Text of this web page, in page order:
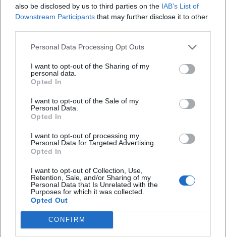
also be disclosed by us to third parties on the IAB’s List of
Downstream Participants that may further disclose it to other
Personal Data Processing Opt Outs
I want to opt-out of the Sharing of my
personal data.
Opted In
I want to opt-out of the Sale of my
Personal Data.
Opted In
I want to opt-out of processing my
Personal Data for Targeted Advertising.
Opted In
I want to opt-out of Collection, Use,
Retention, Sale, and/or Sharing of my
Personal Data that Is Unrelated with the
Purposes for which it was collected.
Opted Out
CONFIRM
krankenhaus lost place, wenn sie den Namen
hören, doch die verfügbaren Quellen zeigen ein
Kulturplatz der Region beschrieben, als
Ausstellungsort für Kunst und als Raum, in dem
regelmäßig Veranstaltungen stattfinden. Wittig
Alten Landkrankenhaus und laden Künstler dazu
ein, mit ihren Werken Teil dieses besonderen Orts
zu werden. Der Kunstverein Hof dokumentiert im
Archiv zahlreiche Projekte im Kulturplatz Altes
Ausstellungen, thematische Kooperationen und
weitere Kunstformate. Für die SEO-Suche ist genau
dieser Punkt wichtig: Der Begriff Lost Place ist zwar
ein starker Suchimpuls, beschreibt die Realität aber
nur sehr ungenau. Viel passender sind Begriffe wie
Ausstellungen
Kostenlos